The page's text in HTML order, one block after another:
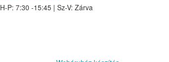
H-P: 7:30 -15:45 | Sz-V: Zárva